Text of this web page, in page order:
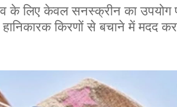
लिए केवल सनस्क्रीन का उपयोग
किरणों से बचाने में मदद